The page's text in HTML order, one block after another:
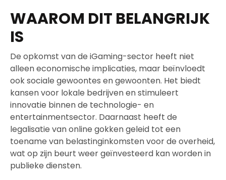
WAAROM DIT BELANGRIJK
IS
De opkomst van de iGaming-sector heeft niet
alleen economische implicaties, maar beïnvloedt
ook sociale gewoontes en gewoonten. Het biedt
kansen voor lokale bedrijven en stimuleert
innovatie binnen de technologie- en
entertainmentsector. Daarnaast heeft de
legalisatie van online gokken geleid tot een
toename van belastinginkomsten voor de overheid,
wat op zijn beurt weer geïnvesteerd kan worden in
publieke diensten.